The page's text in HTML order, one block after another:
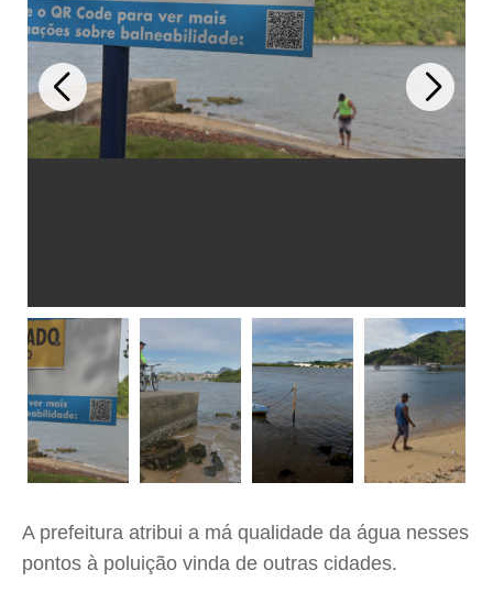
A prefeitura atribui a má qualidade da água nesses
pontos à poluição vinda de outras cidades.